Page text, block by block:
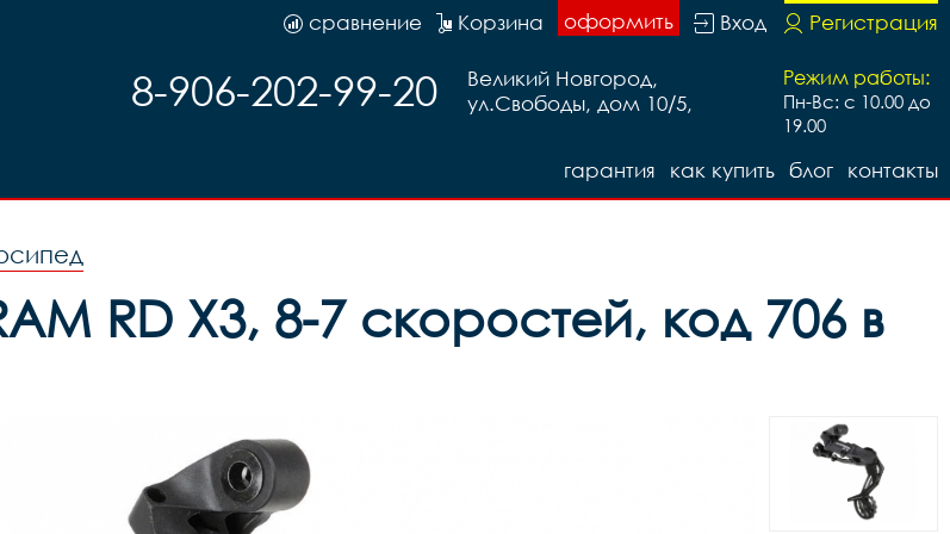
черные с черным наконечником, ширина 50 мм, код 95405
Регистрация
Вход
оформить
Корзина
сравнение
Режим работы:
Пн-Вс: с 10.00 до
19.00
Великий Новгород,
ул.Свободы, дом 10/5,
8-906-202-99-20
контакты
блог
как купить
гарантия
RD X3, 8-7 скоростей, код 706 в